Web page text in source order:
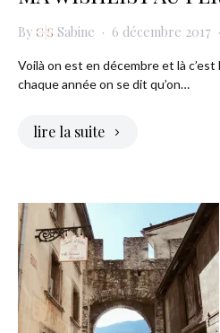
By Sabine 6 décembre 2017
Voilà on est en décembre et là
chaque année on se dit qu’on…
lire la suite